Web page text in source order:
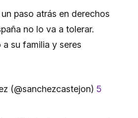
paso atrás en derechos
no lo va a tolerar.
su familia y seres
(@sanchezcastejon) 5